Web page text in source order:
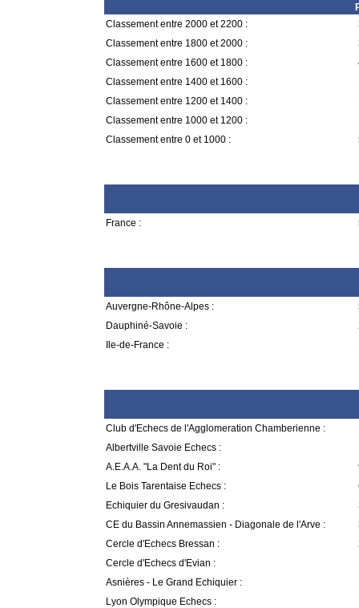
Classement entre 2000 et 2200 :
Classement entre 1800 et 2000 :
Classement entre 1600 et 1800 :
Classement entre 1400 et 1600 :
Classement entre 1200 et 1400 :
Classement entre 1000 et 1200 :
Classement entre 0 et 1000 :
France :
Auvergne-Rhône-Alpes :
Dauphiné-Savoie :
Ile-de-France :
Club d'Echecs de l'Agglomeration Chamberienne :
Albertville Savoie Echecs :
A.E.A.A. "La Dent du Roi" :
Le Bois Tarentaise Echecs :
Echiquier du Gresivaudan :
CE du Bassin Annemassien - Diagonale de l'Arve :
Cercle d'Echecs Bressan :
Cercle d'Echecs d'Evian :
Asnières - Le Grand Echiquier :
Lyon Olympique Echecs :